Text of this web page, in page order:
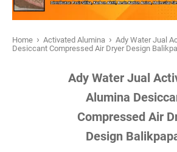
Home › Activated Alumina › Ady Water Jual
Desiccant Compressed Air Dryer Design
Ady Water Jual
Alumina
Compressed Air
Design